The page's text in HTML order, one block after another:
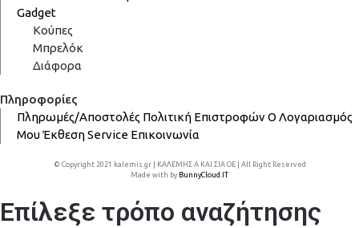
Gadget
Κούπες
Μπρελόκ
Διάφορα
Πληροφορίες
Πληρωμές/Αποστολές Πολιτική ΕπιστροφώνΟ Λογαριασμός
ΜουΈκθεσηService Επικοινωνία
© Copyright 2021 kalemis.gr | ΚΑΛΕΜΗΣ Α ΚΑΙ ΣΙΑ ΟΕ | All Right Reserved
Made with by BunnyCloud.IT
Επίλεξε τρόπο αναζήτησης